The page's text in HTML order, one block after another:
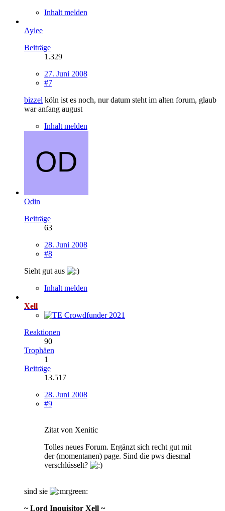
Inhalt melden
Aylee
Beiträge
1.329
27. Juni 2008
#7
bizzel köln ist es noch, nur datum steht im alten forum, glaub
war anfang august
Inhalt melden
Odin
Beiträge
63
28. Juni 2008
#8
Sieht gut aus
Inhalt melden
Xell
Reaktionen
90
Trophäen
1
Beiträge
13.517
28. Juni 2008
#9
Zitat von Xenitic
Tolles neues Forum. Ergänzt sich recht gut mit
der (momentanen) page. Sind die pws diesmal
verschlüsselt?
sind sie
~ Lord Inquisitor Xell ~